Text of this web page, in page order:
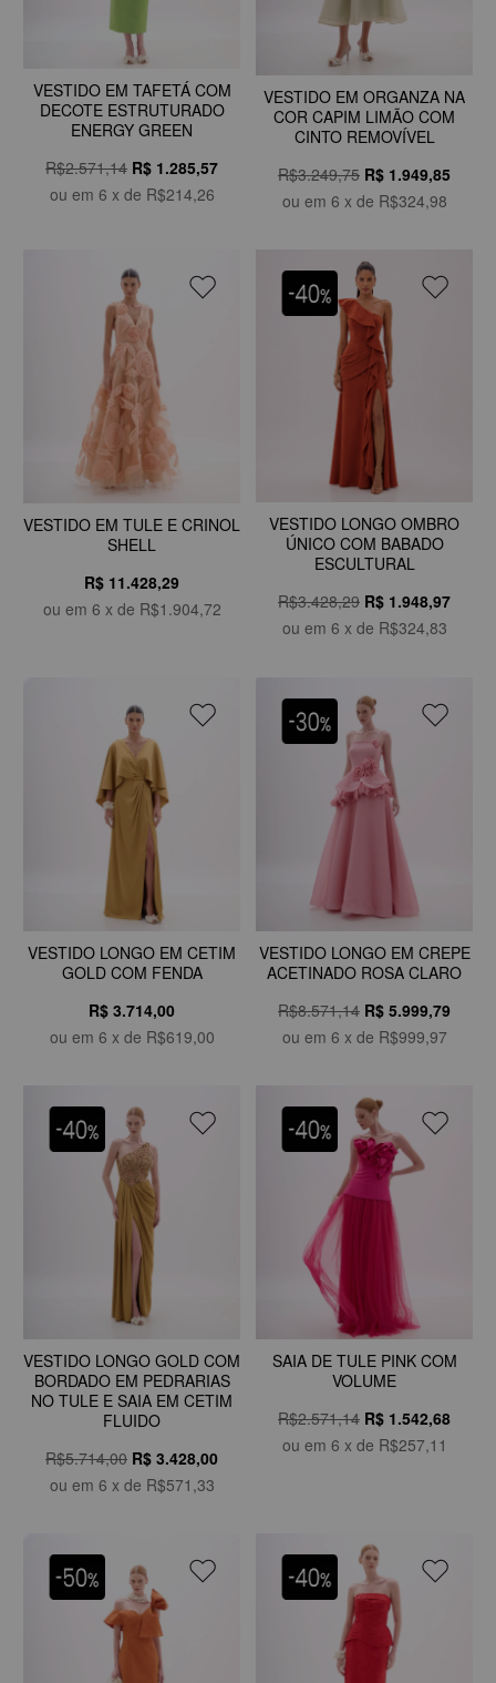
VESTIDO EM TAFETÁ COM
DECOTE ESTRUTURADO
ENERGY GREEN
R$2.571,14 R$ 1.285,57
ou em 6 x de R$214,26
VESTIDO EM ORGANZA NA
COR CAPIM LIMÃO COM
CINTO REMOVÍVEL
R$3.249,75 R$ 1.949,85
ou em 6 x de R$324,98
VESTIDO EM TULE E CRINOL
SHELL
R$ 11.428,29
ou em 6 x de R$1.904,72
VESTIDO LONGO OMBRO
ÚNICO COM BABADO
ESCULTURAL
R$3.428,29 R$ 1.948,97
ou em 6 x de R$324,83
VESTIDO LONGO EM CETIM
GOLD COM FENDA
R$ 3.714,00
ou em 6 x de R$619,00
VESTIDO LONGO EM CREPE
ACETINADO ROSA CLARO
R$8.571,14 R$ 5.999,79
ou em 6 x de R$999,97
VESTIDO LONGO GOLD COM
BORDADO EM PEDRARIAS
NO TULE E SAIA EM CETIM
FLUIDO
R$5.714,00 R$ 3.428,00
ou em 6 x de R$571,33
SAIA DE TULE PINK COM
VOLUME
R$2.571,14 R$ 1.542,68
ou em 6 x de R$257,11